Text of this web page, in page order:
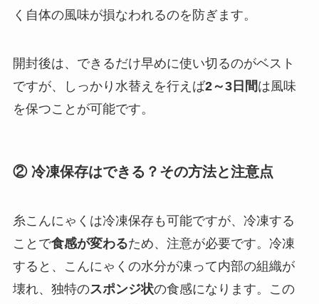
く自体の風味が損なわれるのを防ぎます。
開封後は、できるだけ早めに使い切るのがベスト
ですが、しっかり水替えを行えば2～3日間は風味
を保つことが可能です。
② 冷凍保存はできる？その方法と注意点
糸こんにゃくは冷凍保存も可能ですが、冷凍する
ことで食感が変わるため、注意が必要です。冷凍
すると、こんにゃくの水分が凍って内部の組織が
壊れ、独特のスポンジ状の食感になります。この